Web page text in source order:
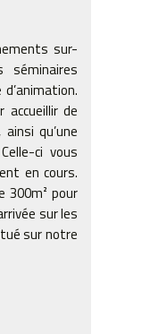
sur-
de
qu’une
ci vous
en cours.
300m² pour
sur les
sur notre